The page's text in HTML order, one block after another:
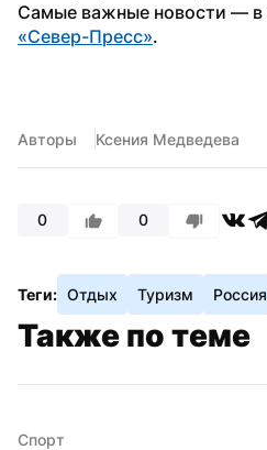
«Север-Пресс».
Авторы Ксения Медведева
0 0
Теги: Отдых Туризм Россия
Также по теме
Спорт